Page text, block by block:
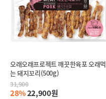
오래오래프로젝트 깨끗한육포 오래먹
는 돼지꼬리(500g)
31,900
28%22,900원